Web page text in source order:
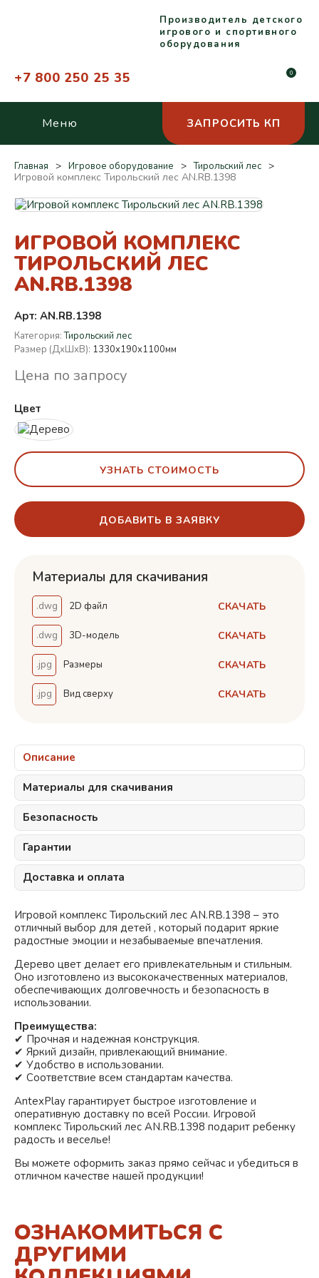
Производитель детского
игрового и спортивного
оборудования
+7 800 250 25 35 0
Меню ЗАПРОСИТЬ КП
Главная Игровое оборудование Тирольский лес
Игровой комплекс Тирольский лес AN.RB.1398
ИГРОВОЙ КОМПЛЕКС
ТИРОЛЬСКИЙ ЛЕС
AN.RB.1398
Арт: AN.RB.1398
Категория: Тирольский лес
Размер (ДхШхВ): 1330х190х1100мм
Цена по запросу
Цвет
УЗНАТЬ СТОИМОСТЬ
ДОБАВИТЬ В ЗАЯВКУ
Материалы для скачивания
.dwg 2D файл СКАЧАТЬ
.dwg 3D-модель СКАЧАТЬ
.jpg Размеры СКАЧАТЬ
.jpg Вид сверху СКАЧАТЬ
Описание
Материалы для скачивания
Безопасность
Гарантии
Доставка и оплата
Игровой комплекс Тирольский лес AN.RB.1398 – это
отличный выбор для детей , который подарит яркие
радостные эмоции и незабываемые впечатления.
Дерево цвет делает его привлекательным и стильным.
Оно изготовлено из высококачественных материалов,
обеспечивающих долговечность и безопасность в
использовании.
Преимущества:
✔ Прочная и надежная конструкция.
✔ Яркий дизайн, привлекающий внимание.
✔ Удобство в использовании.
✔ Соответствие всем стандартам качества.
AntexPlay гарантирует быстрое изготовление и
оперативную доставку по всей России. Игровой
комплекс Тирольский лес AN.RB.1398 подарит ребенку
радость и веселье!
Вы можете оформить заказ прямо сейчас и убедиться в
отличном качестве нашей продукции!
ОЗНАКОМИТЬСЯ С
ДРУГИМИ